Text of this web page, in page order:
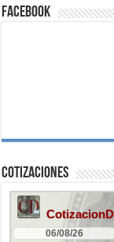
Facebook
Cotizaciones